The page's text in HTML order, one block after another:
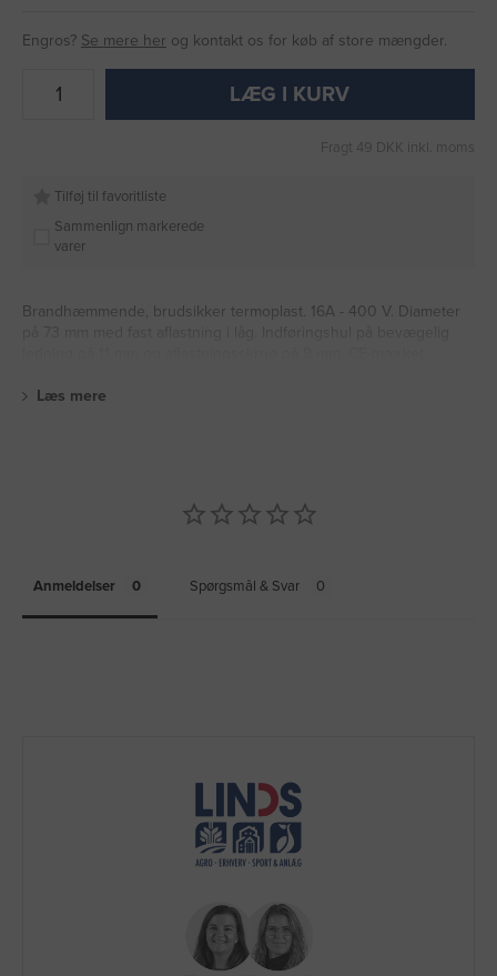
Engros? Se mere her og kontakt os for køb af store mængder.
LÆG I KURV
Fragt 49 DKK inkl. moms
Tilføj til favoritliste
Sammenlign markerede
varer
Brandhæmmende, brudsikker termoplast. 16A - 400 V. Diameter
Læs mere
Anmeldelser Spørgsmål & Svar